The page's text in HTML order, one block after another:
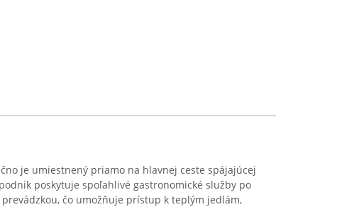
je umiestnený priamo na hlavnej ceste spájajúcej
poskytuje spoľahlivé gastronomické služby po
čo umožňuje prístup k teplým jedlám,